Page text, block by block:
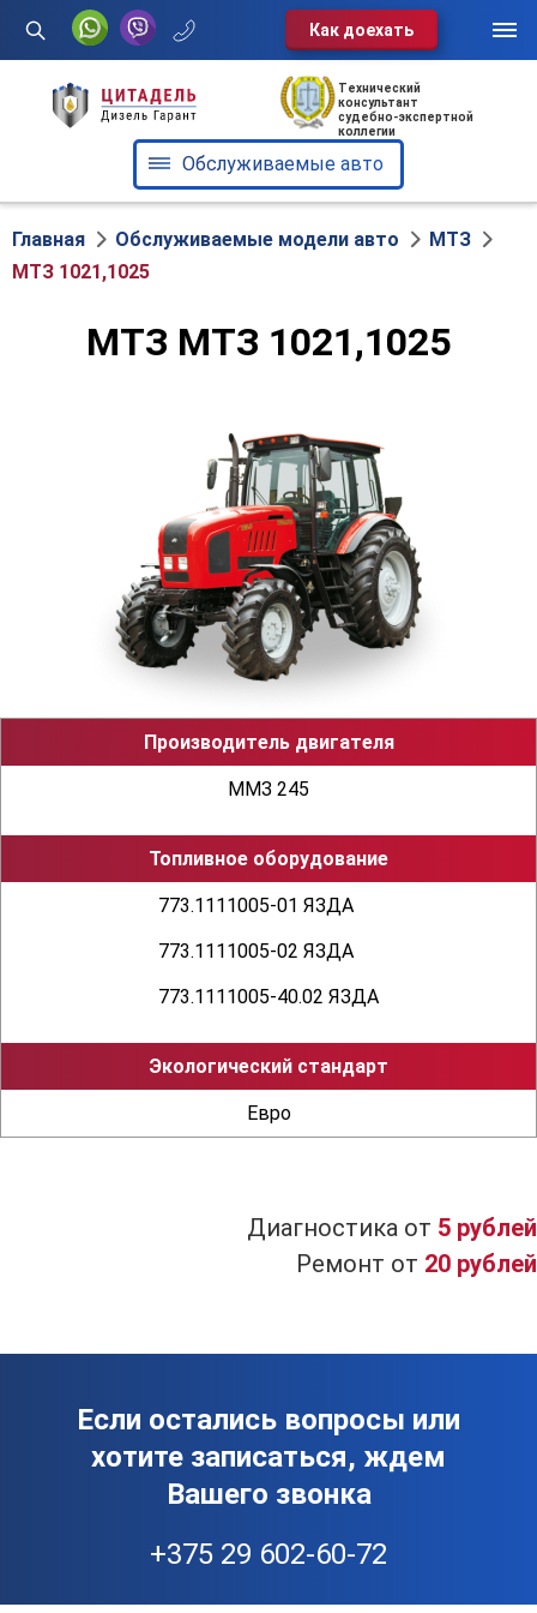
Как доехать
Услуги
Обслуживаемые авто
О нас
Отзывы
Контакты
+375 29 602-60-72
г. Минск, ул. Клары Цеткин, 49,
строение 5, офис 12
Технический
консультант
судебно-экспертной
коллегии
Обслуживаемые авто
Главная Обслуживаемые модели авто
МТЗ
МТЗ 1021,1025
МТЗ МТЗ 1021,1025
Производитель двигателя
ММЗ 245
Топливное оборудование
773.1111005-01 ЯЗДА
773.1111005-02 ЯЗДА
773.1111005-40.02 ЯЗДА
Экологический стандарт
Евро
Диагностика от 5 рублей
Ремонт от 20 рублей
Если остались вопросы или
хотите записаться, ждем
Вашего звонка
+375 29 602-60-72